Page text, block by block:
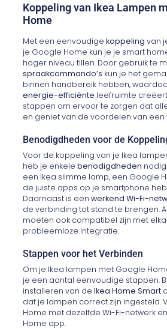
Koppeling van Ikea Lampen
Home
Met een eenvoudigekoppeling van
je Google Home kun je je smart
hoger niveau tillen. Door gebruik te
spraakcommando’s kun je het
binnen handbereik hebben,
energie-efficiënte leefruimte
stappen om ervoor te zorgen dat
en geniet van de voordelen van een
Benodigdheden voor de
Voor de koppeling van je Ikea
heb je enkelebenodigdheden
een Ikea slimme lamp, een Google
de juiste apps op je smartphone
Daarnaast is eenwerkend Wi-Fi-
de verbinding tot stand te brengen.
moeten ook compatibel zijn met
probleemloze integratie.
Stappen voor het Verbinden
Om je Ikea lampen met Google
je een aantal eenvoudige stappen.
installeren van deIkea Home Smart
dat je lampen correct zijn ingesteld.
Home met dezelfde Wi-Fi-netwerk
Home app.